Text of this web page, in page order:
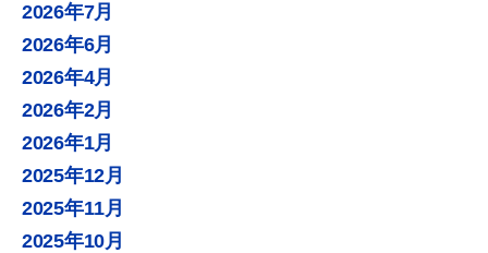
2026年7月
2026年6月
2026年4月
2026年2月
2026年1月
2025年12月
2025年11月
2025年10月